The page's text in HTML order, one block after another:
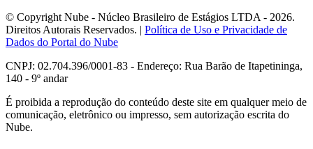
© Copyright Nube - Núcleo Brasileiro de Estágios LTDA - 2026.
Direitos Autorais Reservados. | Política de Uso e Privacidade de
Dados do Portal do Nube
CNPJ: 02.704.396/0001-83 - Endereço: Rua Barão de Itapetininga,
140 - 9º andar
É proibida a reprodução do conteúdo deste site em qualquer meio de
comunicação, eletrônico ou impresso, sem autorização escrita do
Nube.